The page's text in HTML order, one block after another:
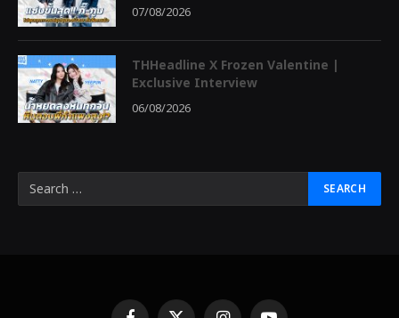
07/08/2026
THHeadline X Frozen Valentine |
Exclusive Interview
06/08/2026